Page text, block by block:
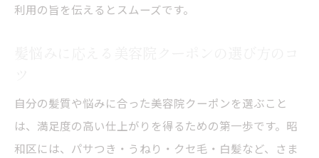
利用の旨を伝えるとスムーズです。
自分の髪質や悩みに合った美容院クーポンを選ぶこと
は、満足度の高い仕上がりを得るための第一歩です。昭
和区には、パサつき・うねり・クセ毛・白髪など、さま